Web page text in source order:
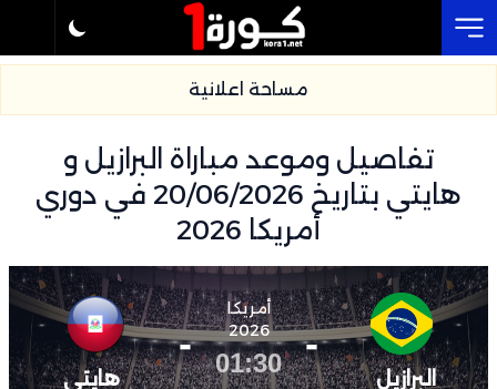
مساحة اعلانية
تفاصيل وموعد مباراة البرازيل و
هايتي بتاريخ 20/06/2026 في دوري
أمريكا 2026
البرازيل
-
أمريكا
2026
01:30
-
هايتي